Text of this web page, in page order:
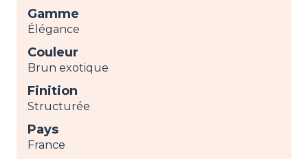
Gamme
Élégance
Couleur
Brun exotique
Finition
Structurée
Pays
France